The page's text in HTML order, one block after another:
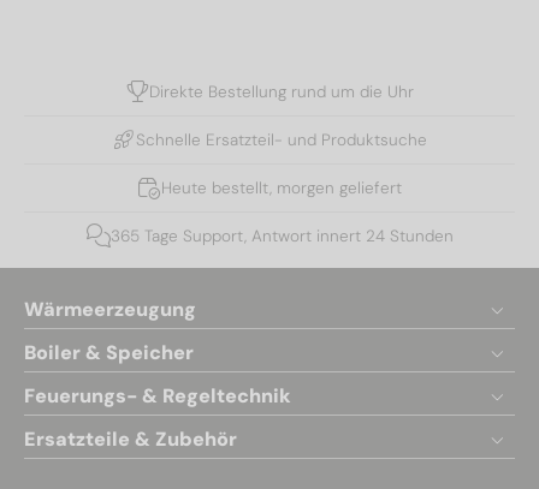
Direkte Bestellung rund um die Uhr
Schnelle Ersatzteil- und Produktsuche
Heute bestellt, morgen geliefert
365 Tage Support, Antwort innert 24 Stunden
Wärmeerzeugung
Boiler & Speicher
Feuerungs- & Regeltechnik
Ersatzteile & Zubehör